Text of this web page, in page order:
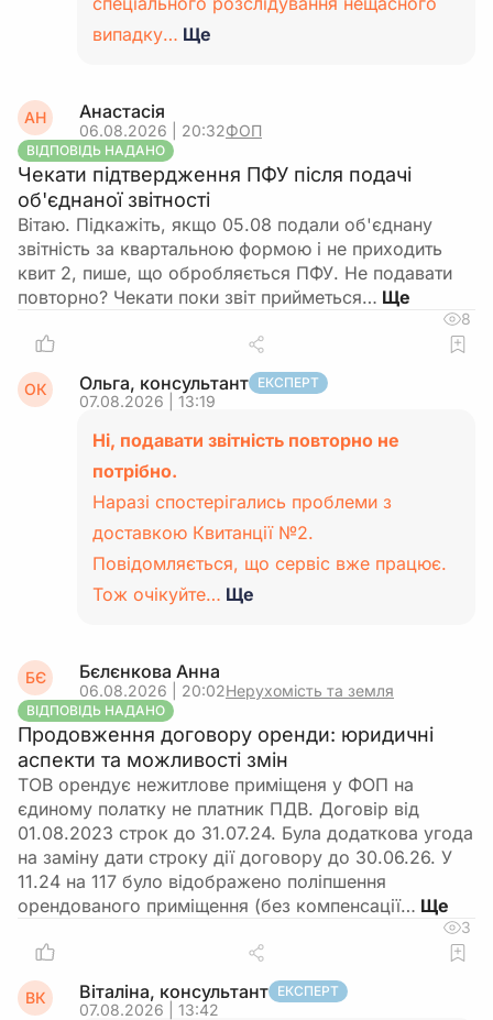
випадку… Ще
АН Анастасія
06.08.2026 | 20:32ФОП
ВІДПОВІДЬ НАДАНО
Чекати підтвердження ПФУ після подачі
об'єднаної звітності
Вітаю. Підкажіть, якщо 05.08 подали об'єднану
звітність за квартальною формою і не приходить
квит 2, пише, що обробляється ПФУ. Не подавати
повторно? Чекати поки звіт прийметься…
8
ОК Ольга, консультант ЕКСПЕРТ
07.08.2026 | 13:19
Ні, подавати звітність повторно не
потрібно.
Наразі спостерігались проблеми з
доставкою Квитанції №2.
Повідомляється, що сервіс вже працює.
Тож очікуйте… Ще
БЄ Бєлєнкова Анна
06.08.2026 | 20:02Нерухомість та земля
ВІДПОВІДЬ НАДАНО
Продовження договору оренди: юридичні
аспекти та можливості змін
ТОВ орендує нежитлове приміщеня у ФОП на
єдиному полатку не платник ПДВ. Договір від
01.08.2023 строк до 31.07.24. Була додаткова угода
на заміну дати строку дії договору до 30.06.26. У
11.24 на 117 було відображено поліпшення
орендованого приміщення (без компенсації…
3
ВК Віталіна, консультант ЕКСПЕРТ
07.08.2026 | 13:42